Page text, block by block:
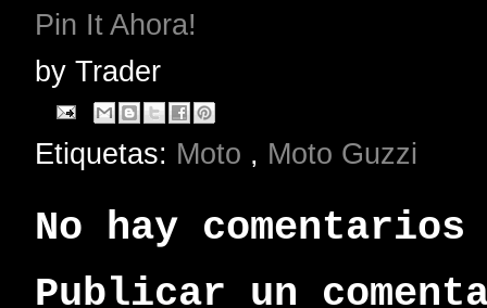
Pin It Ahora!
by Trader
Etiquetas: Moto , Moto Guzzi
No hay
Publicar un